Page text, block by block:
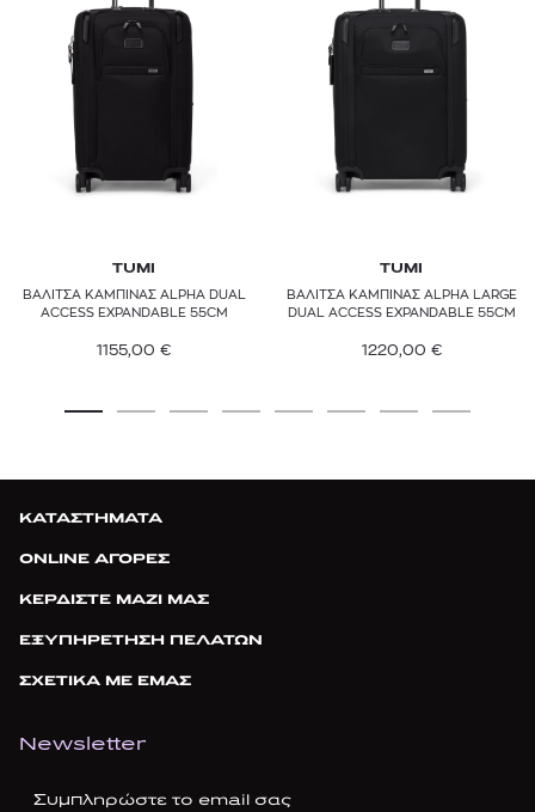
TUMI
ΒΑΛΙΤΣΑ ΚΑΜΠΙΝΑΣ ALPHA DUAL
ACCESS EXPANDABLE 55CM
1155,00 €
TUMI
ΒΑΛΙΤΣΑ ΚΑΜΠΙΝΑΣ ALPHA LARGE
DUAL ACCESS EXPANDABLE 55CM
1220,00 €
ΚΑΤΑΣΤΗΜΑΤΑ
ONLINE ΑΓΟΡΕΣ
ΚΕΡΔΙΣΤΕ ΜΑΖΙ ΜΑΣ
ΕΞΥΠΗΡΕΤΗΣΗ ΠΕΛΑΤΩΝ
ΣΧΕΤΙΚΑ ΜΕ ΕΜΑΣ
Newsletter